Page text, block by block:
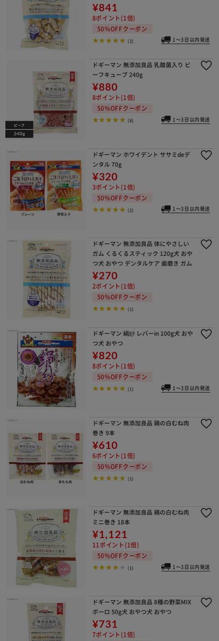
¥841
8ポイント(1倍)
50%OFFクーポン
(2) 1～3日以内発送
ドギーマン 無添加良品 乳酸菌入り ビ
ーフキューブ 240g
¥880
8ポイント(1倍)
50%OFFクーポン
(8) 1～3日以内発送
ドギーマン ホワイデント ササミdeデ
ンタル 70g
¥320
3ポイント(1倍)
50%OFFクーポン
(2) 1～3日以内発送
ドギーマン 無添加良品 体にやさしい
ガム くるくるスティック 120g犬 おや
つ犬 おやつ デンタルケア 歯磨き ガム
¥270
2ポイント(1倍)
50%OFFクーポン
(1)
ドギーマン 絹紗 レバーin 100g犬 おや
つ犬 おやつ
¥820
8ポイント(1倍)
50%OFFクーポン
(1) 1～3日以内発送
ドギーマン 無添加良品 鶏の白むね肉
巻き 9本
¥610
6ポイント(1倍)
50%OFFクーポン
(1)
ドギーマン 無添加良品 鶏の白むね肉
ミニ巻き 18本
¥1,121
11ポイント(1倍)
50%OFFクーポン
(1) 1～3日以内発送
ドギーマン 無添加良品 8種の野菜MIX
ボーロ 50g犬 おやつ犬 おやつ
¥731
7ポイント(1倍)